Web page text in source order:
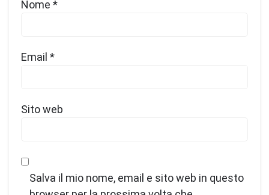
Nome *
Email *
Sito web
Salva il mio nome, email e sito web in questo